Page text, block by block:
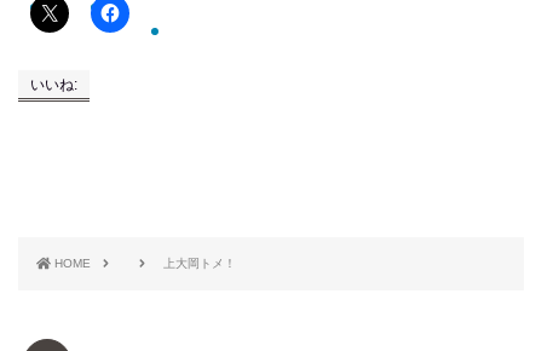
いいね:
HOME 上大岡トメ！